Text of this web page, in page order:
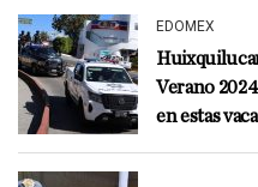
EDOMEX
Verano
en estas